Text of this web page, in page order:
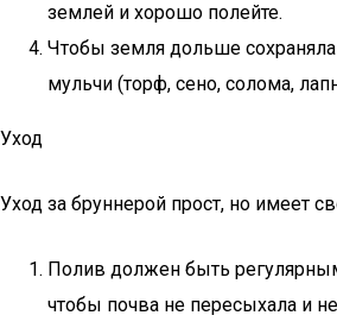
землей и хорошо полейте.
Чтобы земля дольше сохраняла
мульчи (торф, сено, солома,
Уход
Уход за бруннерой прост, но имеет
Полив должен быть
чтобы почва не пересыхала и